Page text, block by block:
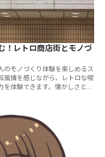
！レトロ商店街とモノづ
のモノづくり体験を楽しめるス
風情を感じながら、レトロな喫
体験できます。懐かしさと新